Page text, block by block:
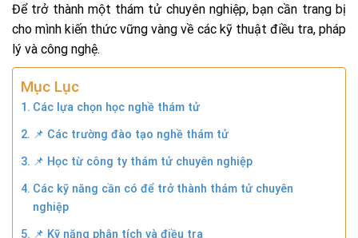
Để trở thành một thám tử chuyên nghiệp, bạn cần trang bị
cho mình kiến thức vững vàng về các kỹ thuật điều tra, pháp
lý và công nghệ.
Mục Lục
Các lựa chọn học nghề thám tử
📌 Các trường đào tạo nghề thám tử
📌 Học từ công ty thám tử chuyên nghiệp
Các kỹ năng cần có để trở thành thám tử chuyên
nghiệp
📌 Kỹ năng phân tích và điều tra